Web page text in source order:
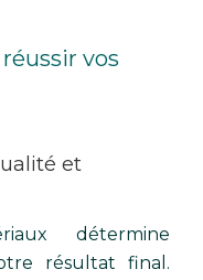
vos
et
détermine
résultat final.